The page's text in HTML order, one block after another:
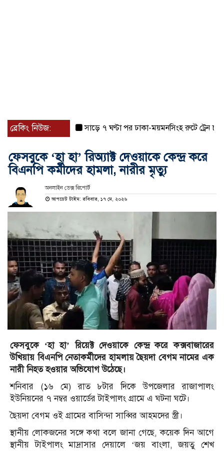
ব্রেকিং নিউজ: সাড়ে ৭ ঘণ্টা পর ঢাকা-ময়মনসিংহ রুটে ট্রেন চলাচল
ফেসবুকে ‘হা হা’ রিঅ্যাক্ট দেওয়াকে কেন্দ্র করে
বিএনপি কর্মীদের হামলা, নারীর মৃত্যু
অনলাইন ডেক্স রিপোর্ট
আপডেট টাইম: রবিবার, ১৭ মে, ২০২৬
ফেসবুকে ‘হা হা’ রিয়েক্ট দেওয়াকে কেন্দ্র করে কক্সবাজারের
উখিয়ায় বিএনপি নেতাকর্মীদের হামলায় ছৈয়দা বেগম নামের এক
নারী নিহত হওয়ার অভিযোগ উঠেছে।
শনিবার (১৬ মে) রাত ৮টার দিকে উপজেলার রাজাপালং
ইউনিয়নের ৭ নম্বর ওয়ার্ডের টাইপালং গ্রামে এ ঘটনা ঘটে।
ছৈয়দা বেগম ওই গ্রামের বাসিন্দা সাব্বির আহমদের স্ত্রী।
স্থানীয় লোকজনের সঙ্গে কথা বলে জানা গেছে, কয়েক দিন আগে
স্থানীয় টাইপালং মাদ্রাসার দেয়ালে ‘জয় বাংলা, জয়তু শেখ